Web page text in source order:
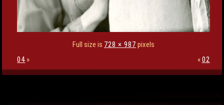
Full size is 728 × 987 pixels
04 » «02